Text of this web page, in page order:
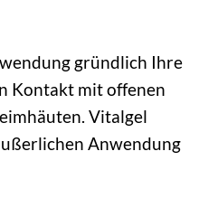
gründlich Ihre
Kontakt mit offenen
Vitalgel
Anwendung